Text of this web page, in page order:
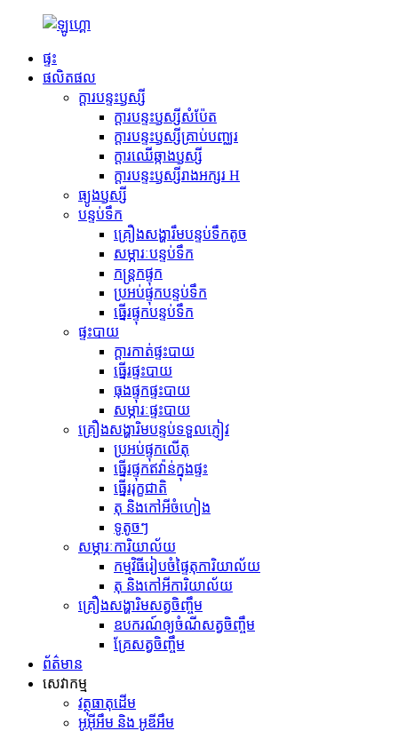
ផ្ទះ
ផលិតផល
ក្តារបន្ទះឫស្សី
ក្តារបន្ទះឫស្សីសំប៉ែត
ក្តារបន្ទះឫស្សីគ្រាប់បញ្ឈរ
ក្តារឈើឆ្កាងឫស្សី
ក្តារបន្ទះឫស្សីរាងអក្សរ H
ធ្យូងឫស្សី
បន្ទប់ទឹក
គ្រឿងសង្ហារឹមបន្ទប់ទឹកតូច
សម្ភារៈបន្ទប់ទឹក
កន្ត្រកផ្ទុក
ប្រអប់ផ្ទុកបន្ទប់ទឹក
ធ្នើរផ្ទុកបន្ទប់ទឹក
ផ្ទះបាយ
ក្តារកាត់ផ្ទះបាយ
ធ្នើរផ្ទះបាយ
ធុងផ្ទុកផ្ទះបាយ
សម្ភារៈផ្ទះបាយ
គ្រឿងសង្ហារិមបន្ទប់ទទួលភ្ញៀវ
ប្រអប់ផ្ទុកលើតុ
ធ្នើរផ្ទុកឥវ៉ាន់ក្នុងផ្ទះ
ធ្នើររុក្ខជាតិ
តុ និងកៅអីចំហៀង
ទូតូចៗ
សម្ភារៈការិយាល័យ
កម្មវិធីរៀបចំផ្ទៃតុការិយាល័យ
តុ និងកៅអីការិយាល័យ
គ្រឿងសង្ហារិមសត្វចិញ្ចឹម
ឧបករណ៍​ឲ្យ​ចំណី​សត្វ​ចិញ្ចឹម
គ្រែសត្វចិញ្ចឹម
ព័ត៌មាន
សេវាកម្ម
វត្ថុធាតុដើម
អូអ៊ីអឹម និង អូឌីអឹម